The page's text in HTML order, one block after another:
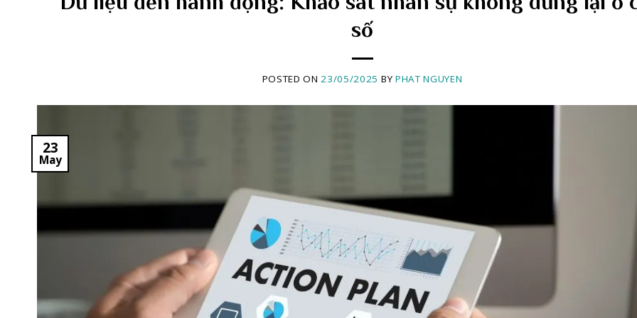
số
POSTED ON23/05/2025 BY PHAT NGUYEN
23
May